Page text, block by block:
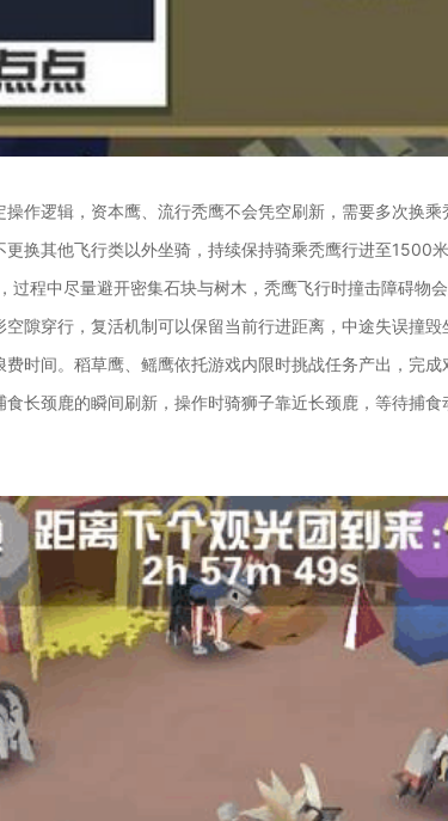
作逻辑，资本鹰、流行秃鹰不会凭空刷新，需要多次换
换其他飞行类以外坐骑，持续保持骑乘秃鹰行进至1500
过程中尽量避开密集石块与树木，秃鹰飞行时撞击障碍物
隙穿行，复活机制可以保留当前行进距离，中途失误撞
时间。稻草鹰、鳐鹰依托游戏内限时挑战任务产出，完成
长颈鹿的瞬间刷新，操作时骑狮子靠近长颈鹿，等待捕